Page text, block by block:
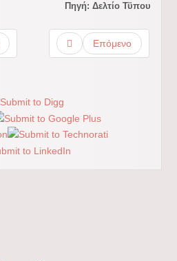
Πηγή: Δελτίο Τϋπου
Επόμενο